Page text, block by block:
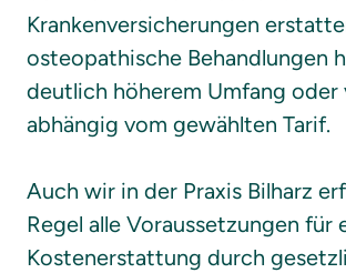
Krankenversicherungen
osteopathische Behandlungen
deutlich höherem Umfang oder
abhängig vom gewählten Tarif.
Auch wir in der Praxis Bilharz
Regel alle Voraussetzungen für
Kostenerstattung durch